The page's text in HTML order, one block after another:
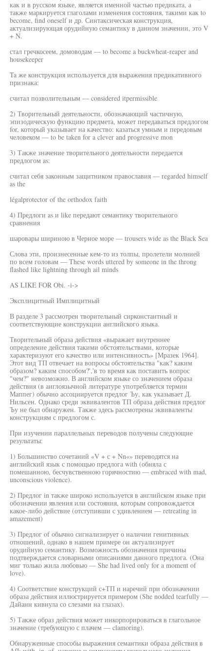
как и в русском языке, является именной частью предиката, а
также маркируется глаголами изменения состояния, такими как to
become, find oneself и др. Синтаксическая конструкция,
актуализирующая орудийную семантику в данном значении, это V
+ N.
стал гречкосеем, домоводам — to become a buckwheat-reaper and
housekeeper
Ta же конструкция используется для выражения предикативного
признака:
считал позволительным — considered itpermissible
2) Творительный деятельности, обозначающий частичную,
эпизодическую функцию предмета, может передаваться предлогом
for, который указывает на качество: казаться умным и передовым
человеком — to be taken for a clever and progressive mon
3) Также значение творительного деятельности передается
предлогом as:
считал себя законным защитником православия — regarded himself
as the
légalprotector of the orthodox faith
4) Предлоги as и like передают семантику творительного
сравнения
шаровары шириною в Черное море — trousers wide as the Black Sea
Слова эти, произнесенные кем-то из толпы, пролетели молнией
по всем головам — These words uttered by someone in the throng
flashed like lightning through ail minds
AS LIKE FOR Obi. -i->
Эксплицитный Имплицитный
В разделе 3 рассмотрен творительный сирконстантный и
соответствующие конструкции английского языка.
Творительный образа действия «выражает внутреннее
определение действия такими обстоятельствами, которые
характеризуют его качество или интенсивность» [Мразек 1964].
Этот вид ТП отвечает на вопросы обстоятельства "как? каким
образом? каким способом?','в то время как поставить вопрос
"чем?" невозможно. В английском языке со значением образа
действия (в англоязычной литературе употребляется термин
Маппег) обычно ассоциируется предлог Ъу, как указывает Д.
Нильсен. Однако среди эквивалентов ТП образа действия предлог
Ъу не был обнаружен. Также здесь рассмотрены эквиваленты
конструкциям с предлогом с.
При изучении параллельных переводов получены следующие
результаты:
1) Большинство сочетаний «V + с + Nn«» переводятся на
английский язык с помощью предлога with (обняла с
помешанною, бесчувственною горячностию — embraced with mad,
unconscious violence).
2) Предлог in также широко используется в английском языке при
обозначении явления или состояния, которым сопровождается
какое-либо действие (отступивши с удивлением — retreating in
amazement)
3) Предлог of обычно сигнализирует о наличии генитивных
отношений, однако в нашем примере он актуализирует
орудийную семантику. Возможность обозначения причины
подтверждается словарными описаниями данного предлога. (Она
миг только жила любовью — She had lived only for a moment of
love).
4) Соответствие конструкций с+ТП и наречий при обозначении
образа действия иллюстрируется примером (She nodded tearfully —
Дайанн кивнула со слезами на глазах).
5) Также образ действия может инкорпорироваться в глагольное
значение (требующую с плачем — clamoring).
Обнаруженные способы выражения семантики образа действия в